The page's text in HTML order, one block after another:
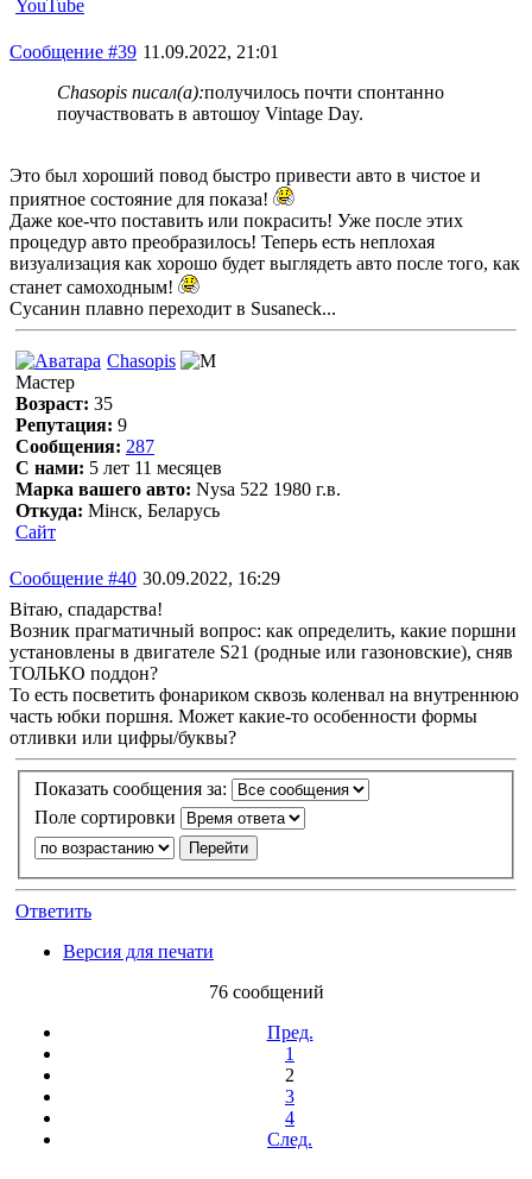
YouTube
Сообщение #39 11.09.2022, 21:01
Chasopis писал(а):получилось почти спонтанно
поучаствовать в автошоу Vintage Day.
Это был хороший повод быстро привести авто в чистое и
приятное состояние для показа!
Даже кое-что поставить или покрасить! Уже после этих
процедур авто преобразилось! Теперь есть неплохая
визуализация как хорошо будет выглядеть авто после того, как
станет самоходным!
Сусанин плавно переходит в Susaneck...
Chasopis
Мастер
Возраст: 35
Репутация: 9
Сообщения: 287
С нами: 5 лет 11 месяцев
Марка вашего авто: Nysa 522 1980 г.в.
Откуда: Мінск, Беларусь
Сайт
Сообщение #40 30.09.2022, 16:29
Вітаю, спадарства!
Возник прагматичный вопрос: как определить, какие поршни
установлены в двигателе S21 (родные или газоновские), сняв
ТОЛЬКО поддон?
То есть посветить фонариком сквозь коленвал на внутреннюю
часть юбки поршня. Может какие-то особенности формы
отливки или цифры/буквы?
Показать сообщения за:
Поле сортировки
Ответить
Версия для печати
76 сообщений
Пред.
1
2
3
4
След.